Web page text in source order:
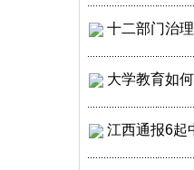
十二部门治
大学教育如
江西通报6起